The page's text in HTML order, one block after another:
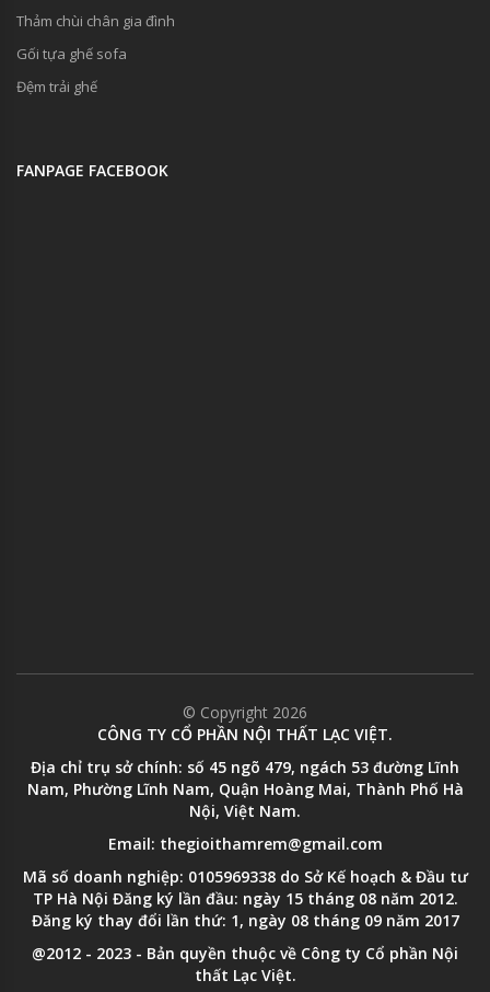
Thảm chùi chân gia đình
Gối tựa ghế sofa
Đệm trải ghế
FANPAGE FACEBOOK
© Copyright 2026
CÔNG TY CỔ PHẦN NỘI THẤT LẠC VIỆT.
Địa chỉ trụ sở chính: số 45 ngõ 479, ngách 53 đường Lĩnh
Nam, Phường Lĩnh Nam, Quận Hoàng Mai, Thành Phố Hà
Nội, Việt Nam.
Email: thegioithamrem@gmail.com
Mã số doanh nghiệp: 0105969338 do Sở Kế hoạch & Đầu tư
TP Hà Nội Đăng ký lần đầu: ngày 15 tháng 08 năm 2012.
Đăng ký thay đổi lần thứ: 1, ngày 08 tháng 09 năm 2017
@2012 - 2023 - Bản quyền thuộc về Công ty Cổ phần Nội
thất Lạc Việt.